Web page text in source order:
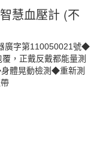
慧血壓計 (不
廣字第110050021號◆
，正戴反戴都能量測
體晃動檢測◆重新測